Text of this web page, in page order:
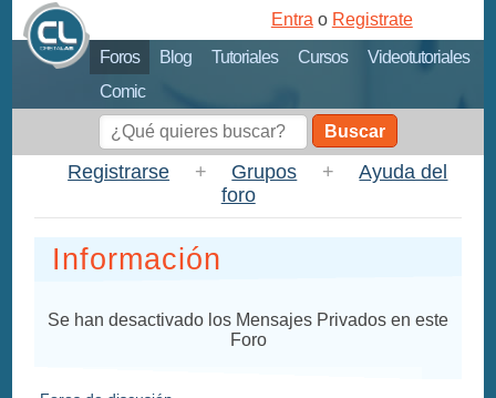
Foros Blog Tutoriales Cursos
Videotutoriales
Comic
Entra o Registrate
Buscar
Registrarse + Grupos +
Ayuda del
foro
Información
Se han desactivado los Mensajes Privados en este
Foro